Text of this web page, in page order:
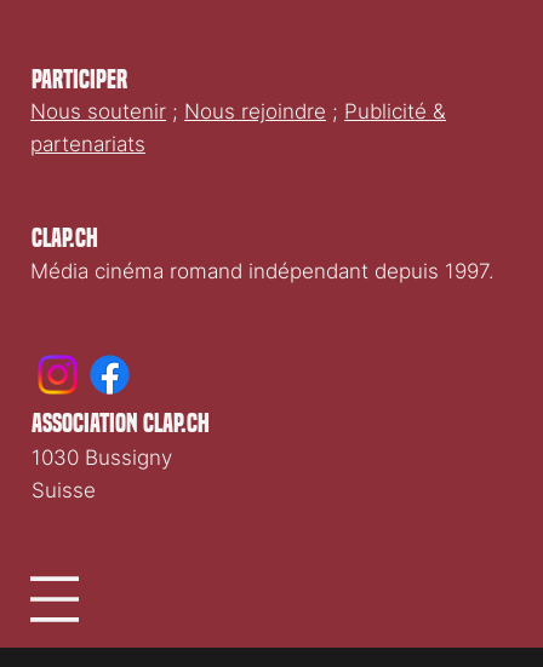
Clap.ch
Média cinéma romand indépendant depuis 1997.
Participer
Nous soutenir ; Nous rejoindre ; Publicité &
partenariats
association clap.ch
1030 Bussigny
Suisse